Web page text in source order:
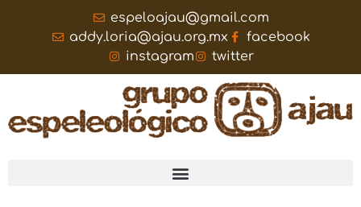
espeloajau@gmail.com
addy.loria@ajau.org.mx
facebook
instagram
twitter